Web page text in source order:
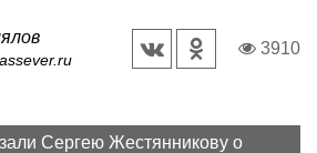
3910
Сергею Жестянникову о